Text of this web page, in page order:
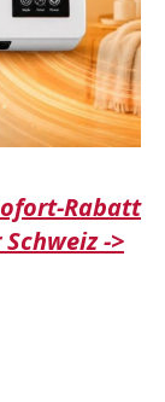
Rabatt
->